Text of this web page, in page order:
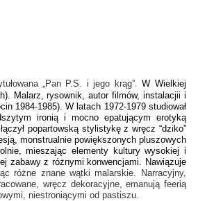
„Pan P.S. i jego krąg”.W Wielkiej
Malarz, rysownik, autor filmów, instalacjii i
1984-1985). W latach 1972-1979 studiował
ironią i mocno epatującym erotyką
popartowską stylistykę z wręcz “dziko”
monstrualnie powiększonych pluszowych
mieszając elementy kultury wysokiej i
zabawy z różnymi konwencjami. Nawiązuje
różne znane wątki malarskie. Narracyjny,
wręcz dekoracyjne, emanują feerią
niestroniącymi od pastiszu.